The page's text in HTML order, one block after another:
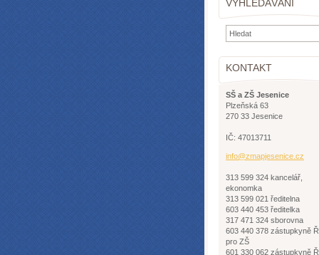
VYHLEDÁVÁNÍ
KONTAKT
SŠ a ZŠ Jesenice
Plzeňská 63
270 33 Jesenice
IČ: 47013711
info@zmapjesenice.cz
313 599 324 kancelář,
ekonomka
313 599 021 ředitelna
603 440 453 ředitelka
317 471 324 sborovna
603 440 378 zástupkyně
pro ZŠ
601 330 062 zástupkyně